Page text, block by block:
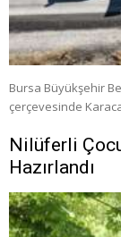
Bursa Büyükşehir
çerçevesinde
Nilüferli
Hazırlandı